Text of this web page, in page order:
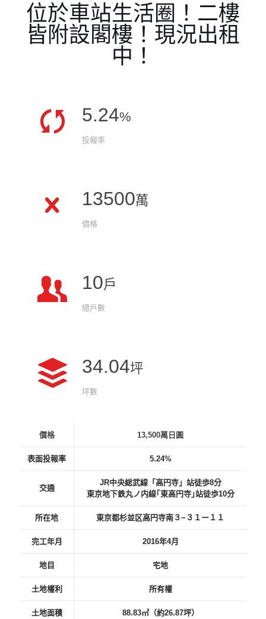
位於車站生活圈！二樓
皆附設閣樓！現況出租
中！
5.24%
投報率
13500萬
價格
10戶
總戶數
34.04坪
坪數
價格 13,500萬日圓
表面投報率 5.24%
交通
JR中央総武線「高円寺」站徒歩8分
東京地下鉄丸ノ内線｢東高円寺｣站徒歩10分
所在地 東京都杉並区高円寺南３−３１ー１１
完工年月 2016年4月
地目 宅地
土地權利 所有權
土地面積 88.83㎡（約26.87坪）